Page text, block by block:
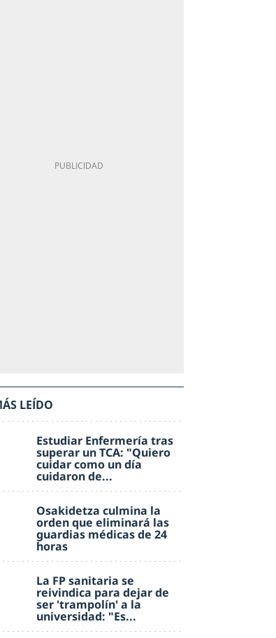
LEÍDO
Estudiar Enfermería tras
superar un TCA: "Quiero
cuidar como un día
cuidaron de...
Osakidetza culmina la
orden que eliminará las
guardias médicas de 24
horas
La FP sanitaria se
reivindica para dejar de
ser 'trampolín' a la
universidad: "Es...